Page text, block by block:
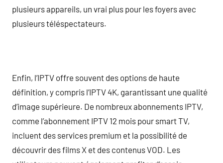
plusieurs appareils, un vrai plus pour les foyers avec
plusieurs téléspectateurs.
Enfin, l’IPTV offre souvent des options de haute
définition, y compris l’IPTV 4K, garantissant une qualité
d’image supérieure. De nombreux abonnements IPTV,
comme l’abonnement IPTV 12 mois pour smart TV,
incluent des services premium et la possibilité de
découvrir des films X et des contenus VOD. Les